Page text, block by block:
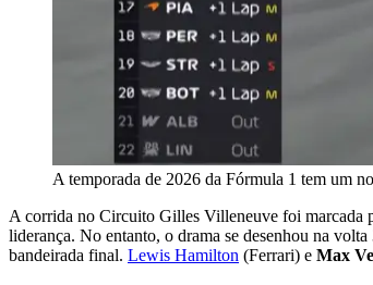
A temporada de 2026 da Fórmula 1 tem um
A corrida no Circuito Gilles Villeneuve foi marcada
liderança. No entanto, o drama se desenhou na
bandeirada final. Lewis Hamilton (Ferrari) e Max